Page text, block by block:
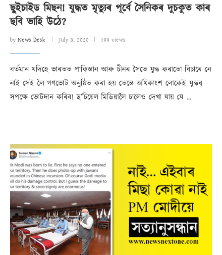
ছুইচাইড মিছন! যুদ্ধত মৃত্যুৰ পূৰ্বে সৈনিকৰ দুচকুত কাৰ
ছবি ভাহি উঠে?
by News Desk July 8, 2020 199 views
বৰ্তমান যদিহে ভাৰতত পাকিস্তান আৰু চীনৰ সৈতে যুদ্ধ কৰাতো বিচাৰে নে
নাই সেই লৈ গণভোট অনুষ্ঠিত কৰা হয় তেন্তে অধিকাংশ লোকেই যুদ্ধৰ
সপক্ষে ভোটদান কৰিব! ছ’চিয়েল মিডিয়ালৈ চালেও দেখা যায় যে …